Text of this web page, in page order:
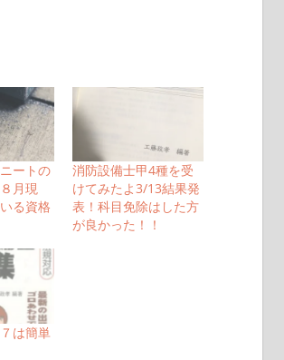
ートの
月現
る資格
消防設備士甲4種を受
けてみたよ3/13結果発
表！科目免除はした方
が良かった！！
は簡単